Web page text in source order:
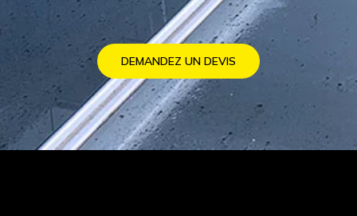
DEMANDEZ UN DEVIS